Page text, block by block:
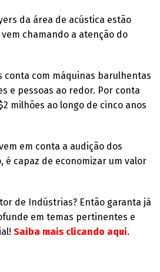
da área de acústica estão
chamando a atenção do
com máquinas barulhentas
e pessoas ao redor. Por conta
milhões ao longo de cinco anos
em conta a audição dos
é capaz de economizar um valor
de Indústrias? Então garanta já
em temas pertinentes e
Saiba mais clicando aqui.